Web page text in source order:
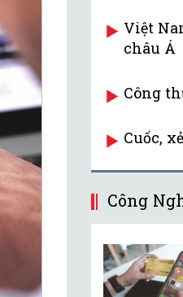
Việt
châu Á
Công
Cuốc,
Công